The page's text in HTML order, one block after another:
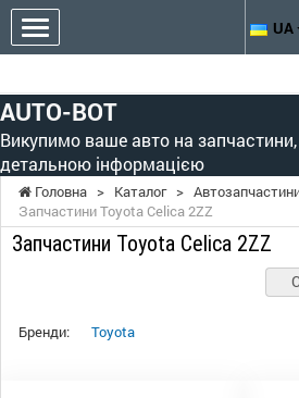
AUTO-BOT
Викупимо ваше авто на
детальною інформацією
UA
Головна > Каталог >
Запчастини Toyota Celica 2ZZ
Запчастини Toyota Celica 2ZZ
Бренди: Toyota